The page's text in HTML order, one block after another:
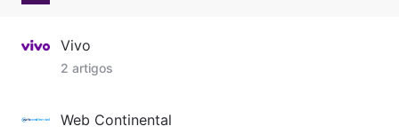
Vivo
2 artigos
Web Continental